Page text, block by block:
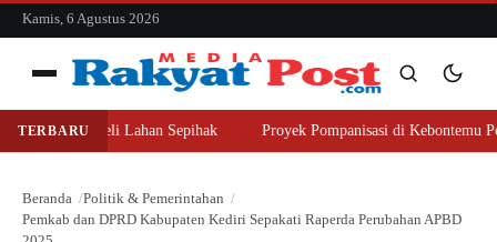
konten
Kamis, 6 Agustus 2026
Menu
Cari
Cari
TERBARU
Beli Lahan Sepihak Proyek Pompanisasi di Kebontemu
Beranda
Politik & Pemerintahan
Pemkab dan DPRD Kabupaten Kediri Sepakati Raperda Perubahan APBD